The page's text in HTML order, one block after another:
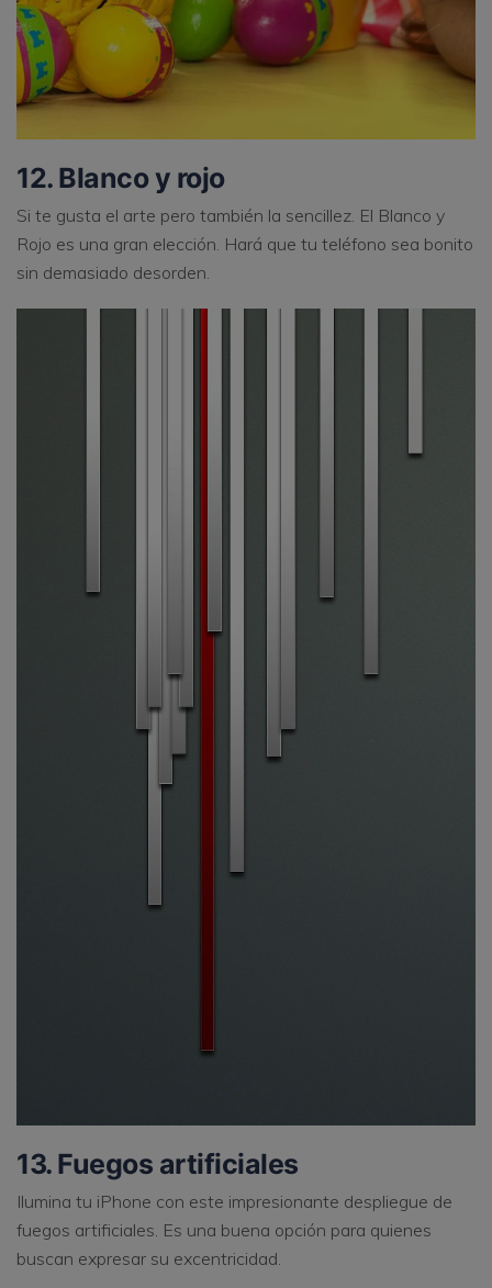
12. Blanco y rojo
Si te gusta el arte pero también la sencillez. El Blanco y
Rojo es una gran elección. Hará que tu teléfono sea bonito
sin demasiado desorden.
13. Fuegos artificiales
Ilumina tu iPhone con este impresionante despliegue de
fuegos artificiales. Es una buena opción para quienes
buscan expresar su excentricidad.